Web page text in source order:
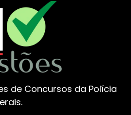
de Concursos da Polícia